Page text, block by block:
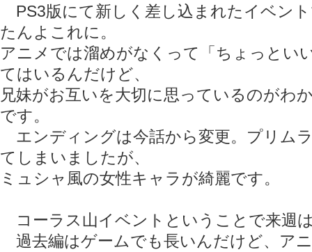
PS3版にて新しく差し込まれたイベン
たんよこれに。
アニメでは溜めがなくって「ちょっとい
てはいるんだけど、
兄妹がお互いを大切に思っているのがわ
です。
エンディングは今話から変更。プリム
てしまいましたが、
ミュシャ風の女性キャラが綺麗です。
コーラス山イベントということで来週
過去編はゲームでも長いんだけど、ア